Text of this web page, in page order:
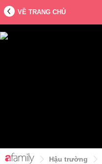
VỀ TRANG CHỦ
Hậu trường